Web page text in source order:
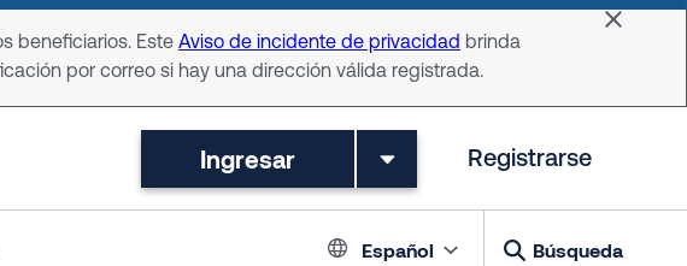
beneficiarios. Este Aviso de incidente de privacidad brinda
por correo si hay una dirección válida registrada.
Dismiss
Ingresar Registrarse
Language
Español Búsqueda